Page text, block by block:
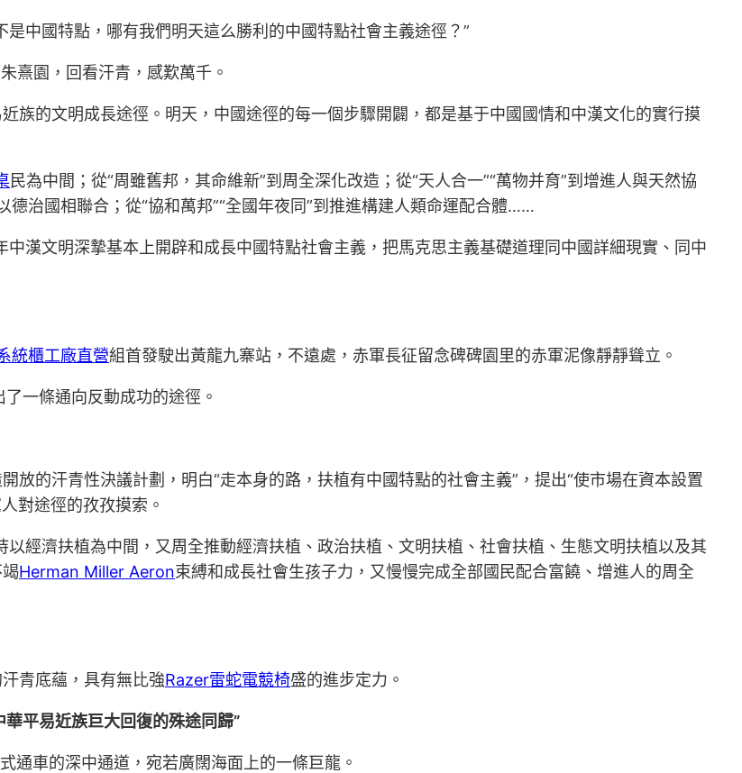
中國特點，哪有我們明天這么勝利的中國特點社會主義途徑？”
熹園，回看汗青，感歎萬千。
族的文明成長途徑。明天，中國途徑的每一個步驟開闢，都是基于中國國情和中漢文化的實行摸
民為中間；從“周雖舊邦，其命維新”到周全深化改造；從“天人合一”“萬物并育”到增進人與天然協
德治國相聯合；從“協和萬邦”“全國年夜同”到推進構建人類命運配合體……
漢文明深摯基本上開辟和成長中國特點社會主義，把馬克思主義基礎道理同中國詳細現實、同中
統櫃工廠直營組首發駛出黃龍九寨站，不遠處，赤軍長征留念碑碑園里的赤軍泥像靜靜聳立。
一條通向反動成功的途徑。
放的汗青性決議計劃，明白“走本身的路，扶植有中國特點的社會主義”，提出“使市場在資本設置
對途徑的孜孜摸索。
經濟扶植為中間，又周全推動經濟扶植、政治扶植、文明扶植、社會扶植、生態文明扶植以及其
Herman Miller Aeron束縛和成長社會生孩子力，又慢慢完成全部國民配合富饒、增進人的周全
青底蘊，具有無比強Razer雷蛇電競椅盛的進步定力。
平易近族巨大回復的殊途同歸”
通車的深中通道，宛若廣闊海面上的一條巨龍。